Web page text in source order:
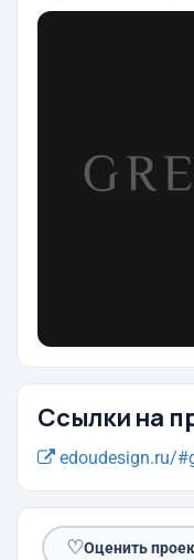
Ссылки на
edoudesign.ru/
♡Оценить